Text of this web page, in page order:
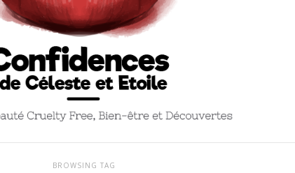
BROWSING TAG